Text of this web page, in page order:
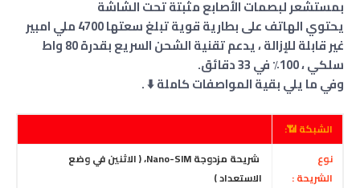
بمستشعر لبصمات الأصابع مثبتة تحت الشاشة
يحتوي الهاتف على بطارية قوية تبلغ سعتها 4700 ملي امبير
غير قابلة للإزالة ، يدعم تقنية الشحن السريع بقدرة 80 واط
سلكي ، 100٪ في 33 دقائق.
وفي ما يلي بقية المواصفات كاملة ⬇️ .
الشبكة 📶:
نوع
الشريحة :
شريحة مزدوجة Nano-SIM، ( الاثنين في وضع
الاستعداد )